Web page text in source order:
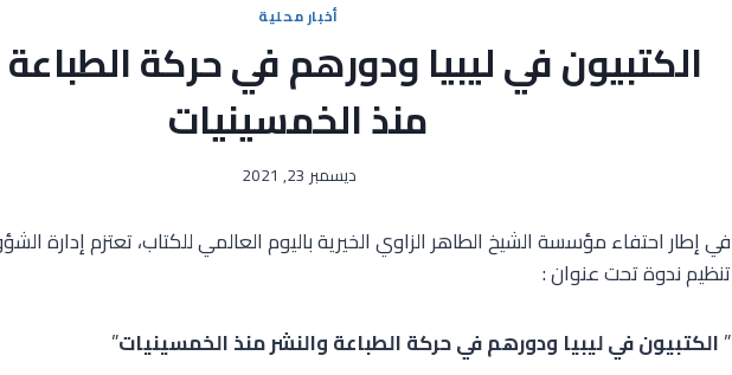
أخبار محلية
الكتبيون في ليبيا ودورهم في حركة
منذ الخمسينيات
ديسمبر 23, 2021
في إطار احتفاء مؤسسة الشيخ الطاهر الزاوي الخيرية باليوم العالمي للكتاب، تعتزم إدارة
تنظيم ندوة تحت عنوان :
”الكتبيون في ليبيا ودورهم في حركة الطباعة والنشر منذ الخمسينيات”